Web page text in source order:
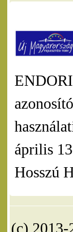
április
Hosszú
(c) 2013-